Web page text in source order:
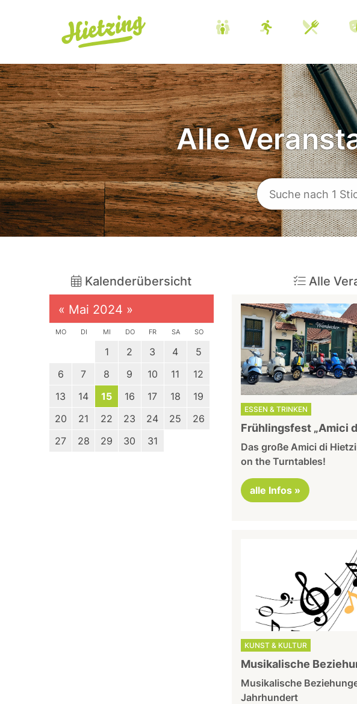
Alle
Kalenderübersicht Alle
« Mai 2024 »
MO DI MI DO FR SA SO
1 2 3 4
5
6
7 8 9 10 11
12
13
14 15 16 17 18
19
20
21 22 23 24 25
26
27
28 29 30 31
ESSEN & TRINKEN
Frühlingsfest „Amici
Das große Amici di
on the Turntables!
alle Infos »
KUNST & KULTUR
Musikalische
Musikalische
Jahrhundert